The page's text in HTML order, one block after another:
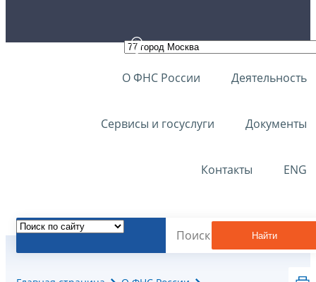
О ФНС России Деятельность
Сервисы и госуслуги Документы
Контакты ENG
Найти